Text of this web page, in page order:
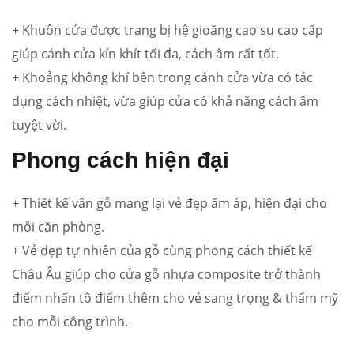
+ Khuôn cửa được trang bị hệ gioăng cao su cao cấp
giúp cánh cửa kín khít tối đa, cách âm rất tốt.
+ Khoảng không khí bên trong cánh cửa vừa có tác
dụng cách nhiệt, vừa giúp cửa có khả năng cách âm
tuyệt vời.
Phong cách hiện đại
+ Thiết kế vân gỗ mang lại vẻ đẹp ấm áp, hiện đại cho
mỗi căn phòng.
+ Vẻ đẹp tự nhiên của gỗ cùng phong cách thiết kế
Châu Âu giúp cho cửa gỗ nhựa composite trở thành
điểm nhấn tô điểm thêm cho vẻ sang trọng & thẩm mỹ
cho mỗi công trình.